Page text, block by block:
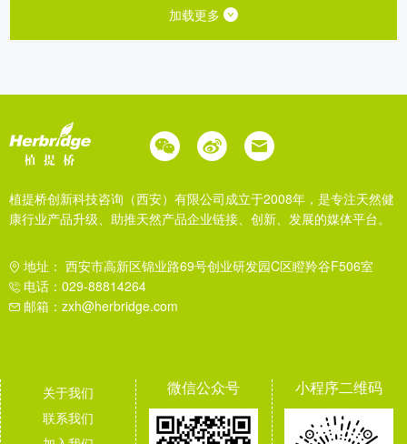
加载更多
植提桥创新科技咨询（西安）有限公司成立于2008年，是专注天然健
康行业产品升级、助推天然产品企业链接、创新、发展的媒体平台。
地址： 西安市高新区锦业路69号创业研发园C区瞪羚谷F506室
电话：029-88814264
邮箱：zxh@herbridge.com
关于我们
联系我们
微信公众号 小程序二维码